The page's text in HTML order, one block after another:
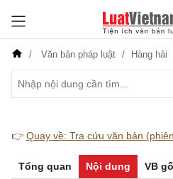
Văn bản pháp luật Hàng hải
👉 Quay về: Tra cứu văn bản
Tổng quan Nội dung VB